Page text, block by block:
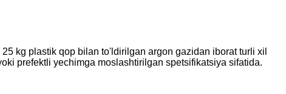
kg plastik qop bilan to'ldirilgan argon gazidan iborat turli xil
prefektli yechimga moslashtirilgan spetsifikatsiya sifatida.